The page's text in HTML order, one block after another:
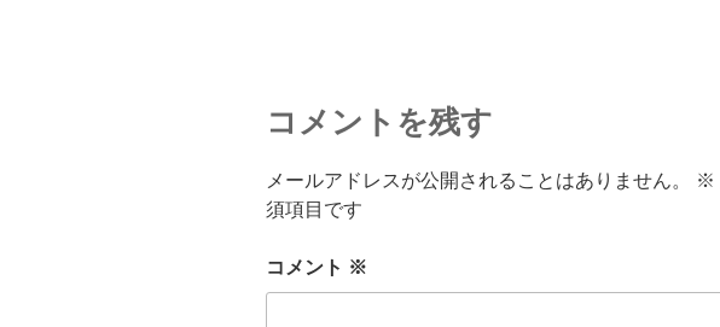
コメントを残す
メールアドレスが公開されることはありません。 ※
須項目です
コメント ※